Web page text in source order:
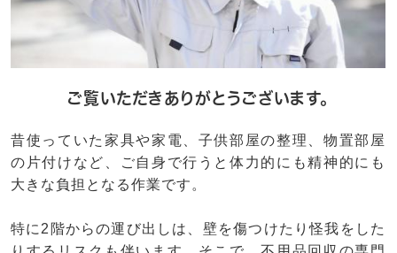
ご覧いただきありがとうございます。
昔使っていた家具や家電、子供部屋の整理、物置部屋
の片付けなど、ご自身で行うと体力的にも精神的にも
大きな負担となる作業です。
特に2階からの運び出しは、壁を傷つけたり怪我をした